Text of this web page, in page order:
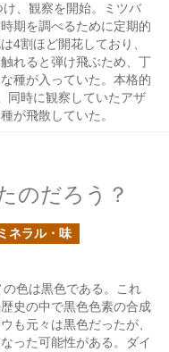
、観察を開始。ミツバ
期を調べるために定期的
4割ほど開花しており、
れると弾け飛ぶため、丁
種が入っていた。本格的
同時に観察していたアザ
が飛散していた。
のだろう？
ネラル・味
色は黒色である。これ
史の中で黒色色素の合成
も元々は黒色だったが、
った可能性がある。ダイ